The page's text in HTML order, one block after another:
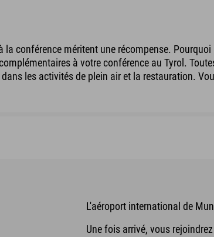
conférence méritent une récompense.
à votre conférence au Tyrol.
les activités de plein air et la restauration.
L'aéroport international de
Une fois arrivé, vous